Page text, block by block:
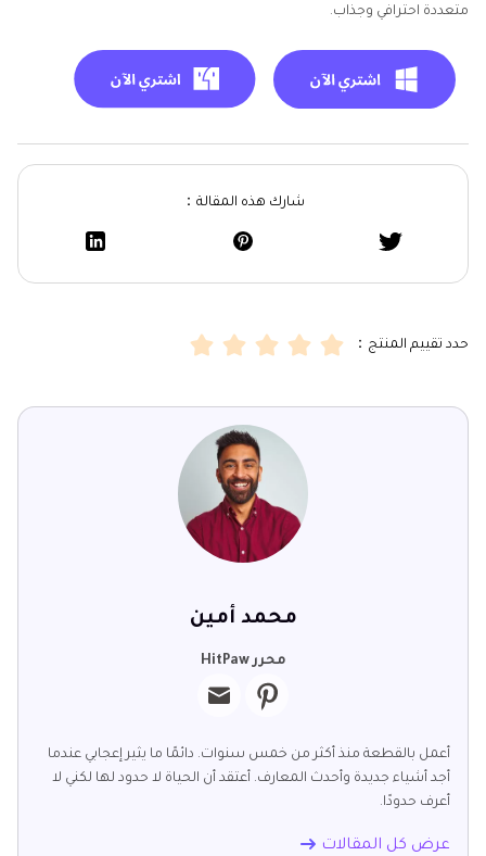
متعددة احترافي وجذاب.
شارك هذه المقالة：
حدد تقييم المنتج：
محمد أمين
محرر HitPaw
أعمل بالقطعة منذ أكثر من خمس سنوات. دائمًا ما يثير إعجابي عندما
أجد أشياء جديدة وأحدث المعارف. أعتقد أن الحياة لا حدود لها لكني لا
أعرف حدودًا.
عرض كل المقالات